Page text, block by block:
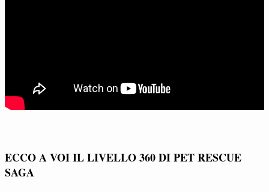
ECCO A VOI IL LIVELLO 360 DI PET RESCUE
SAGA